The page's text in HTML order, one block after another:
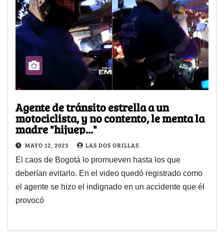
Agente de tránsito estrella a un
motociclista, y no contento, le menta la
madre "hijuep..."
MAYO 12, 2023 LAS DOS ORILLAS
El caos de Bogotá lo promueven hasta los que
deberían evitarlo. En el video quedó registrado como
el agente se hizo el indignado en un accidente que él
provocó